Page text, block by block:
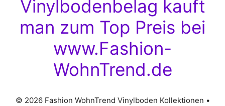
Vinylbodenbelag kauft
man zum Top Preis bei
www.Fashion-
WohnTrend.de
© 2026 Fashion WohnTrend Vinylboden Kollektionen •